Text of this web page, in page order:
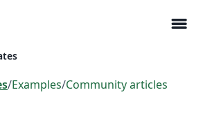
menu
/Examples/Community articles